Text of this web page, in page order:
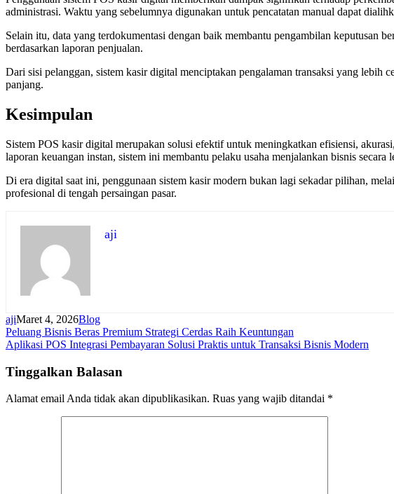
administrasi. Waktu yang sebelumnya digunakan untuk pencatatan manual dapat
Selain itu, data yang terdokumentasi dengan baik membantu pengambilan keputusan
berdasarkan laporan penjualan.
Dari sisi pelanggan, sistem kasir digital menciptakan pengalaman transaksi yang lebih
panjang.
Kesimpulan
Sistem POS kasir digital merupakan solusi efektif untuk meningkatkan efisiensi,
laporan keuangan instan, sistem ini membantu pelaku usaha menjalankan bisnis secara
Di era digital saat ini, penggunaan sistem kasir modern bukan lagi sekadar pilihan,
profesional di tengah persaingan pasar.
aji
ajiMaret 4, 2026Blog
Navigasi
pos
Peluang Bisnis Beras Premium Strategi Cerdas Raih Keuntungan
Aplikasi POS Integrasi Pembayaran Solusi Praktis untuk Transaksi Bisnis Modern
Tinggalkan Balasan
Alamat email Anda tidak akan dipublikasikan. Ruas yang wajib ditandai *